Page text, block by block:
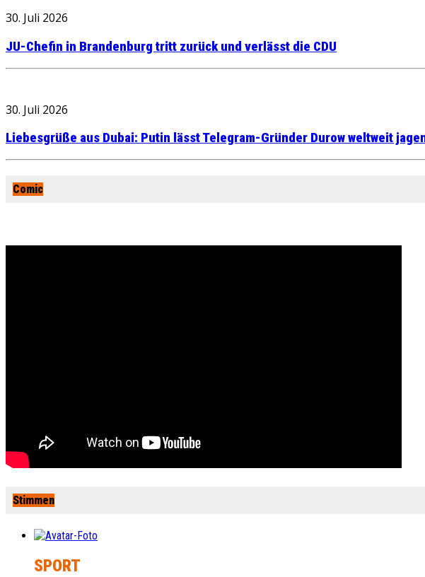
30. Juli 2026
JU-Chefin in Brandenburg tritt zurück und verlässt die CDU
30. Juli 2026
Liebesgrüße aus Dubai: Putin lässt Telegram-Gründer Durow weltweit
Comic
Stimmen
SPORT